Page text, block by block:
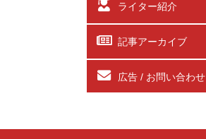
ライター紹介
記事アーカイブ
広告 / お問い合わせ